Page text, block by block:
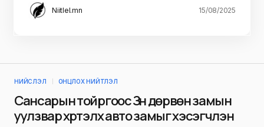
Niitlel.mn 15/08/2025
НИЙСЛЭЛ ОНЦЛОХ НИЙТЛЭЛ
Сансарын тойргоос Зүүн дөрвөн замын
уулзвар хүртэлх авто замыг хэсэгчлэн